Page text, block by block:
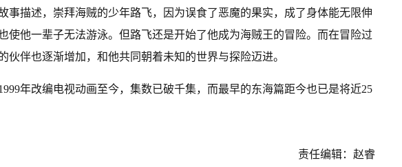
事描述，崇拜海贼的少年路飞，因为误食了恶魔的果实，成了身体能无限伸
使他一辈子无法游泳。但路飞还是开始了他成为海贼王的冒险。而在冒险过
伙伴也逐渐增加，和他共同朝着未知的世界与探险迈进。
年改编电视动画至今，集数已破千集，而最早的东海篇距今也已是将近25
责任编辑：赵睿